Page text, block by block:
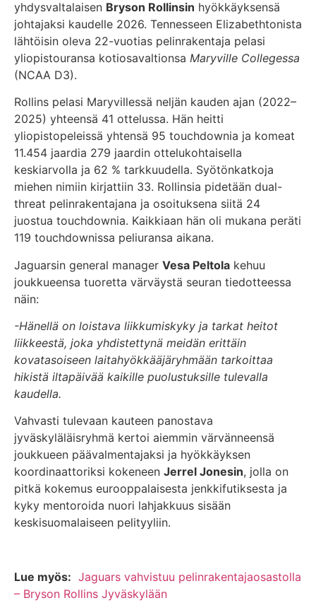
yhdysvaltalaisen Bryson Rollinsin hyökkäyksensä
johtajaksi kaudelle 2026. Tennesseen Elizabethtonista
lähtöisin oleva 22-vuotias pelinrakentaja pelasi
yliopistouransa kotiosavaltionsa Maryville Collegessa
(NCAA D3).
Rollins pelasi Maryvillessä neljän kauden ajan (2022–
2025) yhteensä 41 ottelussa. Hän heitti
yliopistopeleissä yhtensä 95 touchdownia ja komeat
11.454 jaardia 279 jaardin ottelukohtaisella
keskiarvolla ja 62 % tarkkuudella. Syötönkatkoja
miehen nimiin kirjattiin 33. Rollinsia pidetään dual-
threat pelinrakentajana ja osoituksena siitä 24
juostua touchdownia. Kaikkiaan hän oli mukana peräti
119 touchdownissa peliuransa aikana.
Jaguarsin general manager Vesa Peltola kehuu
joukkueensa tuoretta värväystä seuran tiedotteessa
näin:
-Hänellä on loistava liikkumiskyky ja tarkat heitot
liikkeestä, joka yhdistettynä meidän erittäin
kovatasoiseen laitahyökkääjäryhmään tarkoittaa
hikistä iltapäivää kaikille puolustuksille tulevalla
kaudella.
Vahvasti tulevaan kauteen panostava
jyväskyläläisryhmä kertoi aiemmin värvänneensä
joukkueen päävalmentajaksi ja hyökkäyksen
koordinaattoriksi kokeneen Jerrel Jonesin, jolla on
pitkä kokemus eurooppalaisesta jenkkifutiksesta ja
kyky mentoroida nuori lahjakkuus sisään
keskisuomalaiseen pelityyliin.
Lue myös: Jaguars vahvistuu pelinrakentajaosastolla
– Bryson Rollins Jyväskylään